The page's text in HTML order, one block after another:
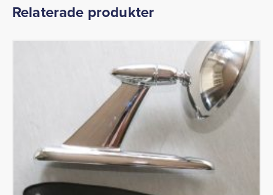
Relaterade produkter